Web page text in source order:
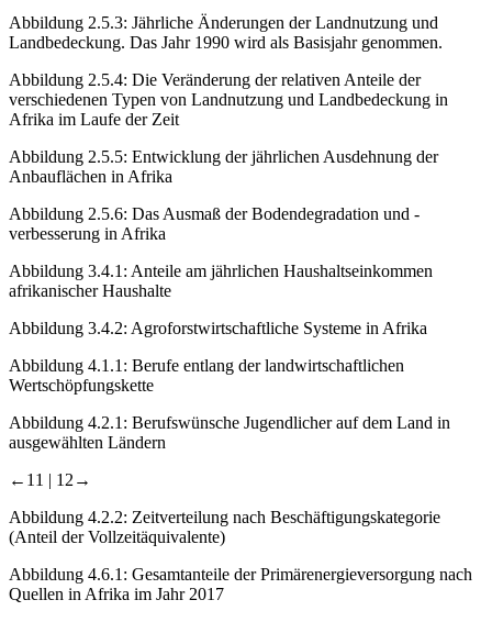
Abbildung 2.5.3: Jährliche Änderungen der Landnutzung und
Landbedeckung. Das Jahr 1990 wird als Basisjahr genommen.
Abbildung 2.5.4: Die Veränderung der relativen Anteile der
verschiedenen Typen von Landnutzung und Landbedeckung in
Afrika im Laufe der Zeit
Abbildung 2.5.5: Entwicklung der jährlichen Ausdehnung der
Anbauflächen in Afrika
Abbildung 2.5.6: Das Ausmaß der Bodendegradation und -
verbesserung in Afrika
Abbildung 3.4.1: Anteile am jährlichen Haushaltseinkommen
afrikanischer Haushalte
Abbildung 3.4.2: Agroforstwirtschaftliche Systeme in Afrika
Abbildung 4.1.1: Berufe entlang der landwirtschaftlichen
Wertschöpfungskette
Abbildung 4.2.1: Berufswünsche Jugendlicher auf dem Land in
ausgewählten Ländern
←11 | 12→
Abbildung 4.2.2: Zeitverteilung nach Beschäftigungskategorie
(Anteil der Vollzeitäquivalente)
Abbildung 4.6.1: Gesamtanteile der Primärenergieversorgung nach
Quellen in Afrika im Jahr 2017